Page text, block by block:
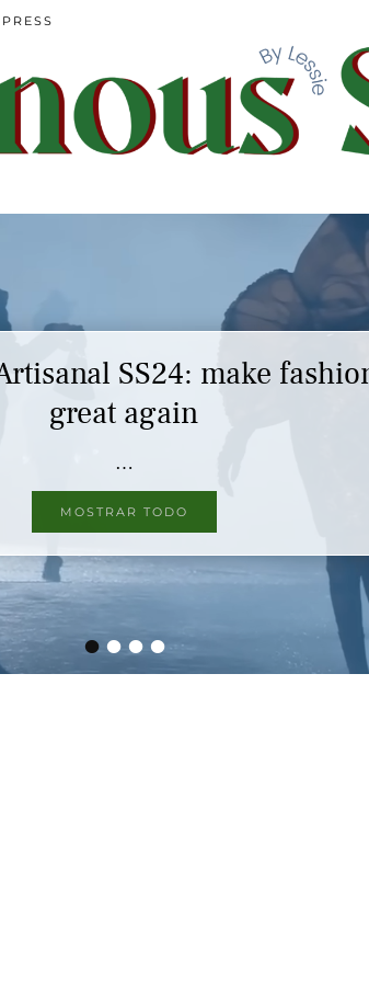
PRESS
••••
SS24: make
great again
…
MOSTRAR TODO